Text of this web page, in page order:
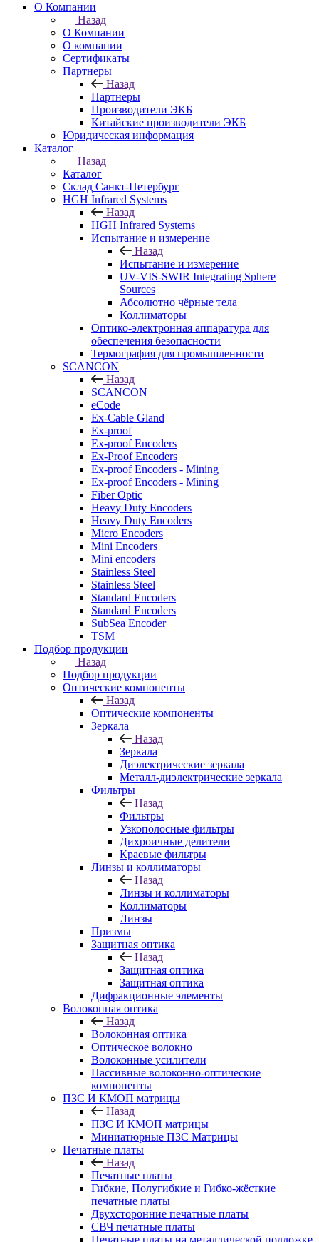
О Компании
Назад
О Компании
О компании
Сертификаты
Партнеры
Назад
Партнеры
Производители ЭКБ
Китайские производители ЭКБ
Юридическая информация
Каталог
Назад
Каталог
Cклад Санкт-Петербург
HGH Infrared Systems
Назад
HGH Infrared Systems
Испытание и измерение
Назад
Испытание и измерение
UV-VIS-SWIR Integrating Sphere
Sources
Абсолютно чёрные тела
Коллиматоры
Оптико-электронная аппаратура для
обеспечения безопасности
Термография для промышленности
SCANCON
Назад
SCANCON
eCode
Ex-Cable Gland
Ex-proof
Ex-proof Encoders
Ex-Proof Encoders
Ex-proof Encoders - Mining
Ex-proof Encoders - Mining
Fiber Optic
Heavy Duty Encoders
Heavy Duty Encoders
Micro Encoders
Mini Encoders
Mini encoders
Stainless Steel
Stainless Steel
Standard Encoders
Standard Encoders
SubSea Encoder
TSM
Подбор продукции
Назад
Подбор продукции
Оптические компоненты
Назад
Оптические компоненты
Зеркала
Назад
Зеркала
Диэлектрические зеркала
Металл-диэлектрические зеркала
Фильтры
Назад
Фильтры
Узкополосные фильтры
Дихроичные делители
Краевые фильтры
Линзы и коллиматоры
Назад
Линзы и коллиматоры
Коллиматоры
Линзы
Призмы
Защитная оптика
Назад
Защитная оптика
Защитная оптика
Дифракционные элементы
Волоконная оптика
Назад
Волоконная оптика
Оптическое волокно
Волоконные усилители
Пассивные волоконно-оптические
компоненты
ПЗС И КМОП матрицы
Назад
ПЗС И КМОП матрицы
Миниатюрные ПЗС Матрицы
Печатные платы
Назад
Печатные платы
Гибкие, Полугибкие и Гибко-жёсткие
печатные платы
Двухсторонние печатные платы
СВЧ печатные платы
Печатные платы на металлической подложке